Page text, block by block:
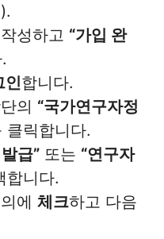
성하고 “가입 완
인합니다.
의 “국가연구자정
클릭합니다.
급” 또는 “연구자
합니다.
에 체크하고 다음